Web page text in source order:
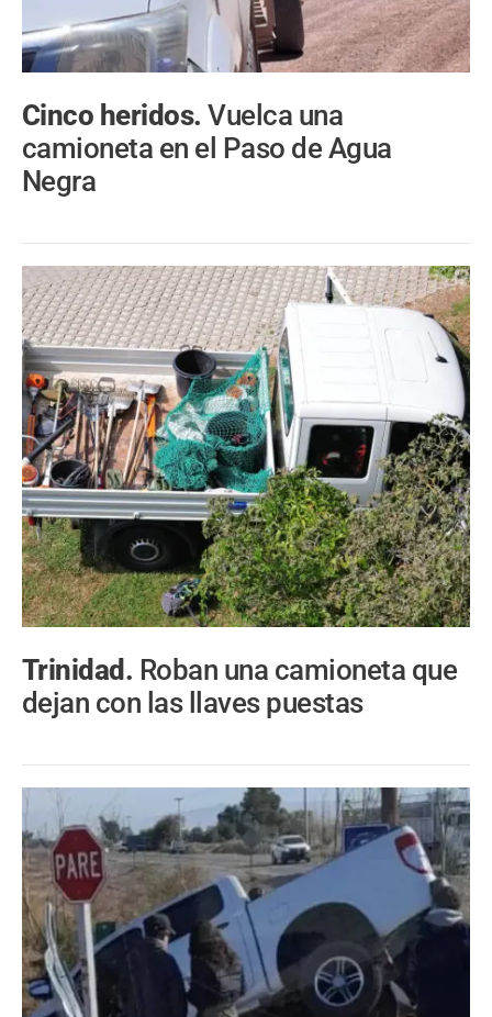
Cinco heridos.Vuelca una
camioneta en el Paso de Agua
Negra
Trinidad. Roban una camioneta que
dejan con las llaves puestas